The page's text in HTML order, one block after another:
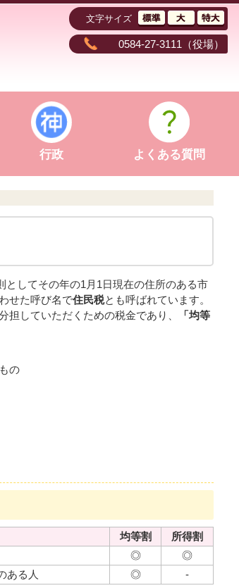
文字サイズ
0584-27-3111 （役場）
行政 よくある質問
してその年の1月1日現在の住所のある市
せた呼び名で住民税とも呼ばれています。
していただくための税金であり、
「均等
の
均等割
所得割
◎
◎
ある人
◎ -